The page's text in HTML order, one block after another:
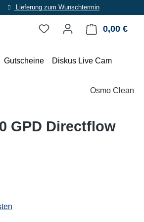
Lieferung zum Wunschtermin
0,00 €
Gutscheine Diskus Live Cam
Osmo Clean
GPD Directflow